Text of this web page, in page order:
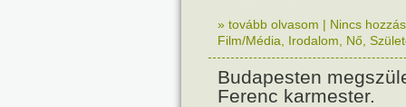
» tovább olvasom | Nincs
Film/Média
Irodalom Nő
Budapesten
Ferenc karmester.